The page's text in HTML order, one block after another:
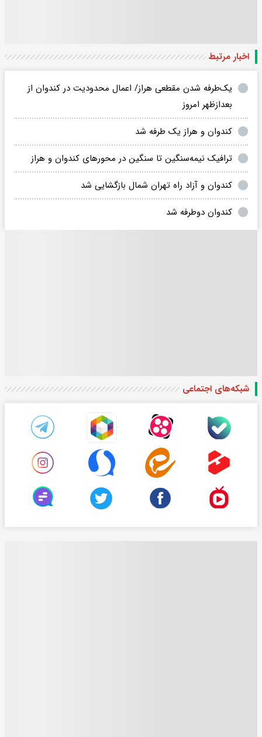
اخبار مرتبط
یک‌طرفه شدن مقطعی هراز/ اعمال محدودیت در کندوان از
بعدازظهر امروز
کندوان و هراز یک طرفه شد
ترافیک نیمه‌سنگین تا سنگین در محورهای کندوان و هراز
کندوان و آزاد راه تهران شمال بازگشایی شد
کندوان دوطرفه شد
شبکه‌های اجتماعی